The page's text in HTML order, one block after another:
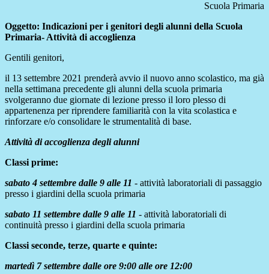
Scuola Primaria
Oggetto: Indicazioni per i genitori degli alunni della Scuola
Primaria- Attività di accoglienza
Gentili genitori,
il 13 settembre 2021 prenderà avvio il nuovo anno scolastico, ma già
nella settimana precedente gli alunni della scuola primaria
svolgeranno due giornate di lezione presso il loro plesso di
appartenenza per riprendere familiarità con la vita scolastica e
rinforzare e/o consolidare le strumentalità di base.
Attività di accoglienza degli alunni
Classi prime:
sabato 4 settembre dalle 9 alle 11 - attività laboratoriali di passaggio
presso i giardini della scuola primaria
sabato 11 settembre dalle 9 alle 11 - attività laboratoriali di
continuità presso i giardini della scuola primaria
Classi seconde, terze, quarte e quinte:
martedì 7 settembre dalle ore 9:00 alle ore 12:00